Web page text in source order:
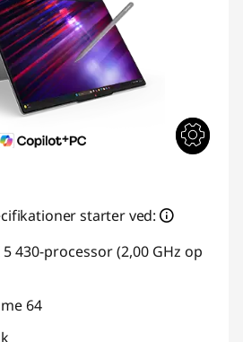
starter ved:
430-processor (2,00 GHz op
64